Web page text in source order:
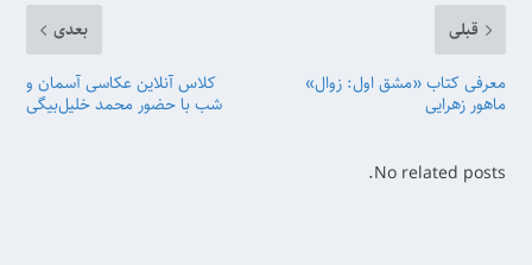
قبلی
معرفی کتاب «مشق اول: زوال»
ماهور زهرایی
بعدی
کلاس آنلاین عکاسی آسمان و
شب با حضور محمد خلیل‌‌بیگی
No related posts.